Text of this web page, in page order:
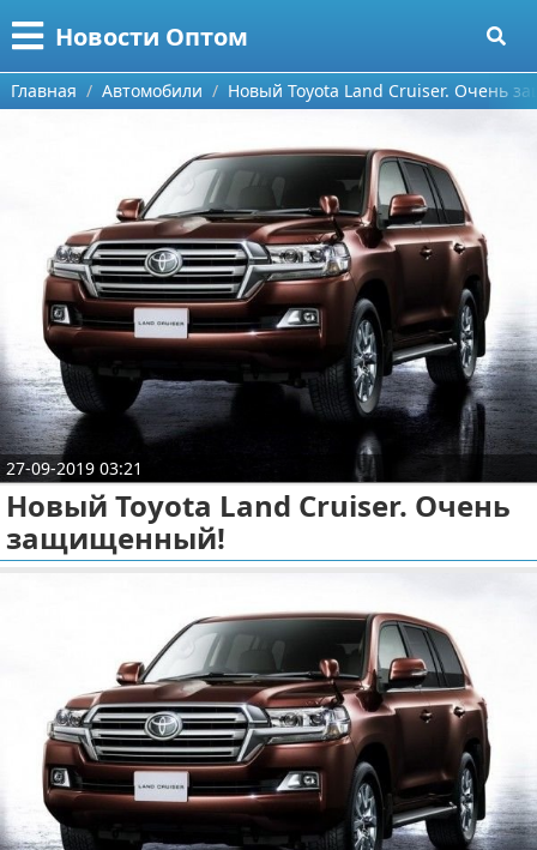
Новости Оптом
Меню
Главная
Информационные технологии
Автомобили
Знаменитости
Политика
Природа
Философия
Культура
Экономика
О проекте
Контакты
Сотрудничество
Размещение рекламы
Для правообладателей
Условия предоставления информации
Отказ от ответственности
Главная Автомобили Новый Toyota Land Cruiser. Очень
27-09-2019 03:21
Новый Toyota Land Cruiser. Очень
защищенный!